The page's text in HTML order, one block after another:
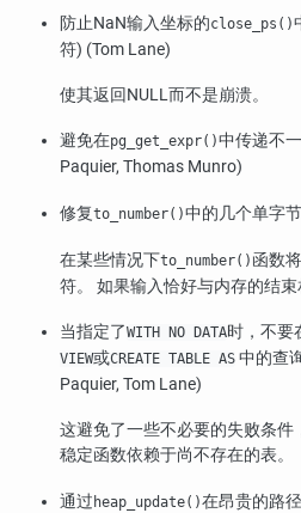
防止NaN输入坐标的close_ps()
符) (Tom Lane)
使其返回NULL而不是崩溃。
避免在pg_get_expr()中传递不
Paquier, Thomas Munro)
修复to_number()中的几个单字
在某些情况下to_number() 函数
符。 如果输入恰好与内存的结束
当指定了WITH NO DATA时，不要
VIEW或CREATE TABLE AS 中的查
Paquier, Tom Lane)
这避免了一些不必要的失败条
稳定函数依赖于尚不存在的表。
通过 heap_update()在昂贵的路